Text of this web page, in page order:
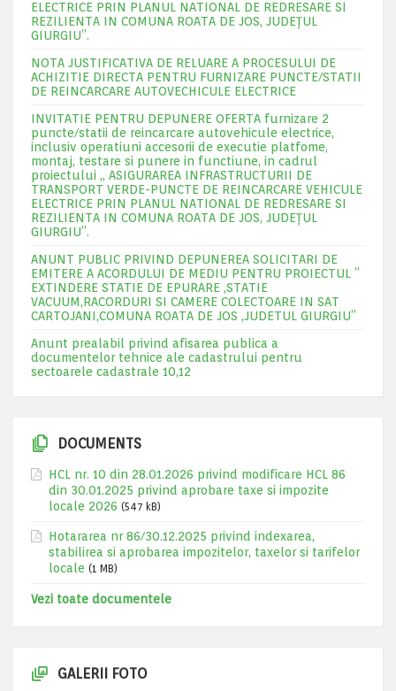
ELECTRICE PRIN PLANUL NATIONAL DE REDRESARE SI
REZILIENTA IN COMUNA ROATA DE JOS, JUDEŢUL
GIURGIU”.
NOTA JUSTIFICATIVA DE RELUARE A PROCESULUI DE
ACHIZITIE DIRECTA PENTRU FURNIZARE PUNCTE/STATII
DE REINCARCARE AUTOVECHICULE ELECTRICE
INVITATIE PENTRU DEPUNERE OFERTA furnizare 2
puncte/statii de reincarcare autovehicule electrice,
inclusiv operatiuni accesorii de executie platfome,
montaj, testare si punere in functiune, in cadrul
proiectului „ ASIGURAREA INFRASTRUCTURII DE
TRANSPORT VERDE-PUNCTE DE REINCARCARE VEHICULE
ELECTRICE PRIN PLANUL NATIONAL DE REDRESARE SI
REZILIENTA IN COMUNA ROATA DE JOS, JUDEŢUL
GIURGIU”.
ANUNT PUBLIC PRIVIND DEPUNEREA SOLICITARI DE
EMITERE A ACORDULUI DE MEDIU PENTRU PROIECTUL ”
EXTINDERE STATIE DE EPURARE ,STATIE
VACUUM,RACORDURI SI CAMERE COLECTOARE IN SAT
CARTOJANI,COMUNA ROATA DE JOS ,JUDETUL GIURGIU”
Anunt prealabil privind afisarea publica a
documentelor tehnice ale cadastrului pentru
sectoarele cadastrale 10,12
DOCUMENTS
HCL nr. 10 din 28.01.2026 privind modificare HCL 86
din 30.01.2025 privind aprobare taxe si impozite
locale 2026 (547 kB)
Hotararea nr 86/30.12.2025 privind indexarea,
stabilirea si aprobarea impozitelor, taxelor si tarifelor
locale (1 MB)
Vezi toate documentele
GALERII FOTO